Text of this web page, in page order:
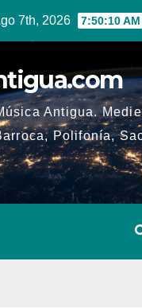
7th, 2026 7:50:11 AM
Antigua.
Polifonía,